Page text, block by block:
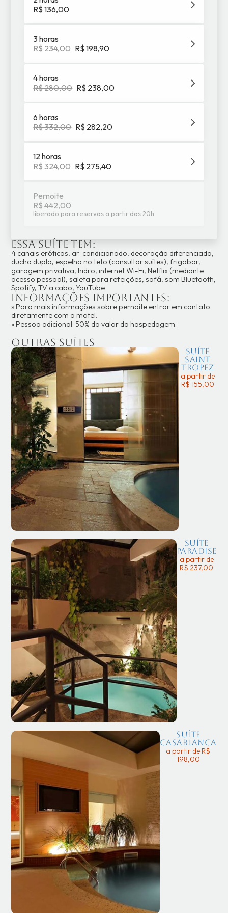
R$ 136,00
3 horas
R$ 234,00 R$ 198,90
4 horas
R$ 280,00 R$ 238,00
6 horas
R$ 332,00 R$ 282,20
12 horas
R$ 324,00 R$ 275,40
Pernoite
R$ 442,00
liberado para reservas a partir das 20h
Essa suíte tem:
4 canais eróticos, ar-condicionado, decoração diferenciada,
ducha dupla, espelho no teto (consultar suítes), frigobar,
garagem privativa, hidro, internet Wi-Fi, Netflix (mediante
acesso pessoal), saleta para refeições, sofá, som Bluetooth,
Spotify, TV a cabo, YouTube
Informações importantes:
» Para mais informações sobre pernoite entrar em contato
diretamente com o motel.
» Pessoa adicional: 50% do valor da hospedagem.
Outras suítes
Suíte
Saint
Tropez
a partir de
R$ 155,00
Suíte
Paradise
a partir de
R$ 237,00
Suíte
Casablanca
a partir de R$
198,00